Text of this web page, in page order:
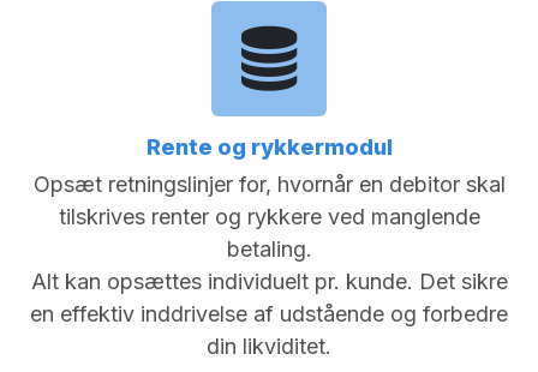
Rente og rykkermodul
Opsæt retningslinjer for, hvornår en debitor skal
tilskrives renter og rykkere ved manglende
betaling.
Alt kan opsættes individuelt pr. kunde. Det sikre
en effektiv inddrivelse af udstående og forbedre
din likviditet.